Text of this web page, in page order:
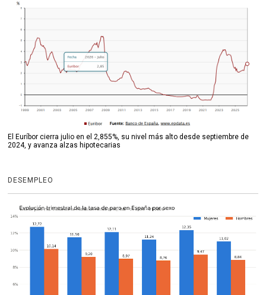
El Euríbor cierra julio en el 2,855%, su nivel más alto desde septiembre de
2024, y avanza alzas hipotecarias
DESEMPLEO